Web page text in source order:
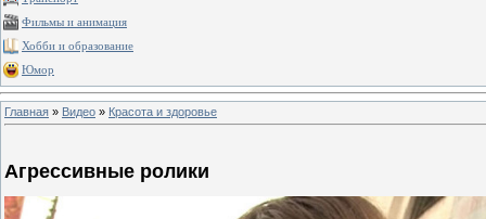
Фильмы и анимация
Хобби и образование
Юмор
Главная » Видео » Красота и здоровье
Агрессивные ролики